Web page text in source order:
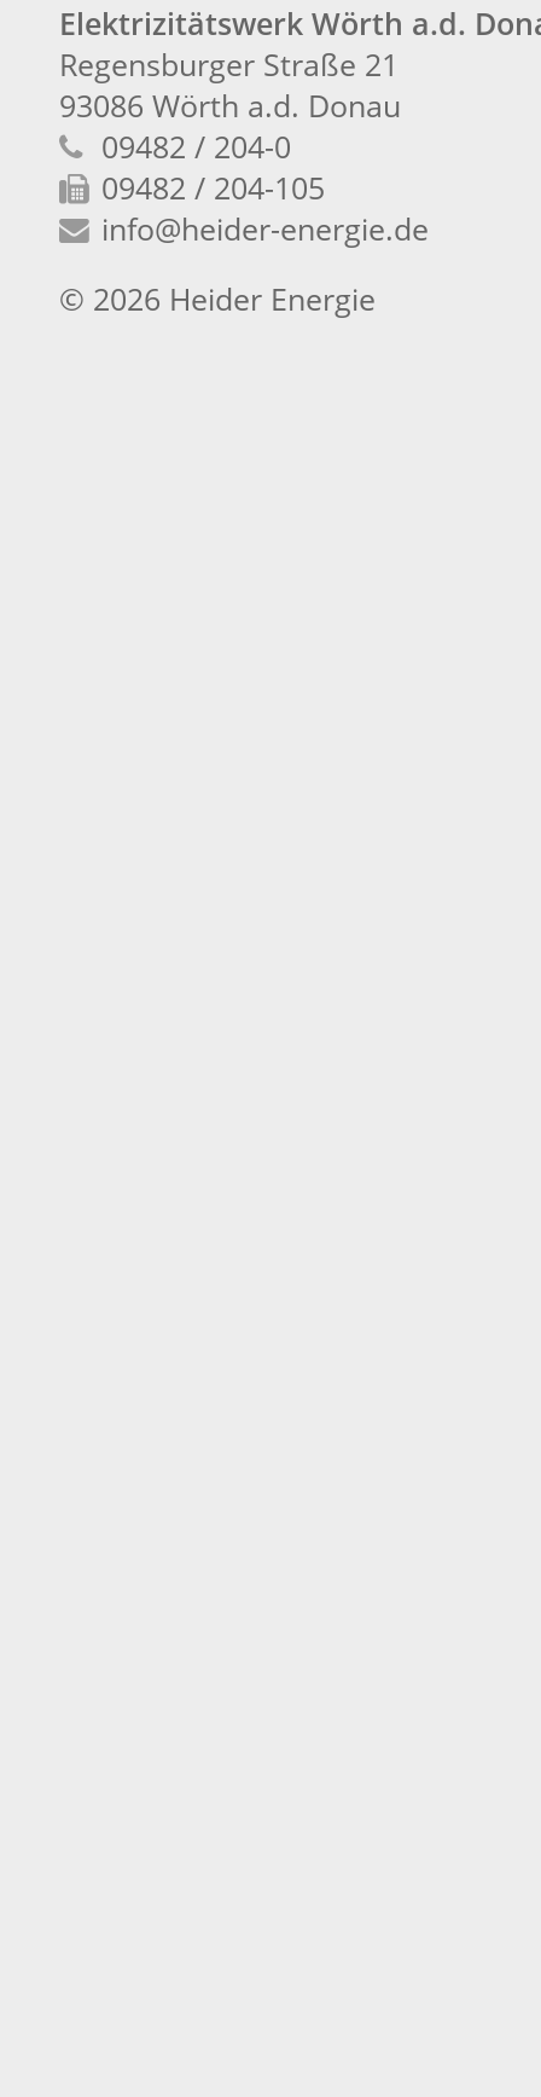
Elektrizitätswerk Wörth a.d.
Regensburger Straße 21
93086 Wörth a.d. Donau
09482 / 204-0
09482 / 204-105
info@heider-energie.de
© 2026 Heider Energie